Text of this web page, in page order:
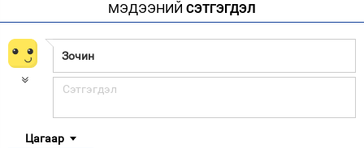
МЭДЭЭНИЙ СЭТГЭГДЭЛ
Цагаар